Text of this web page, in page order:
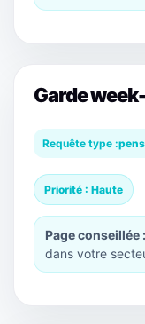
Garde
Requête type :
Priorité : Haute
Page conseillée :
dans votre